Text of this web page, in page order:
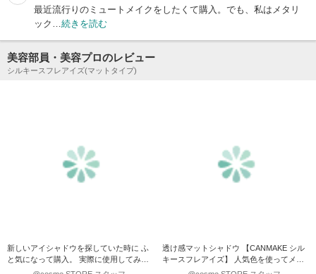
最近流行りのミュートメイクをしたくて購入。でも、私はメタリ
ック… 続きを読む
美容部員・美容プロのレビュー
シルキースフレアイズ(マットタイプ)
新しいアイシャドウを探していた時に ふ
と気になって購入。 実際に使用してみた
ところ大優勝でした！…
透け感マットシャドウ 【CANMAKE シル
キースフレアイズ】 人気色を使ってメイ
クしてみました♪…